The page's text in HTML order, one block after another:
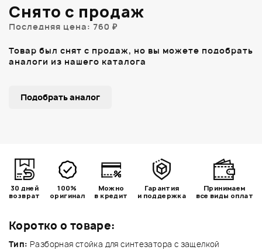
Коротко о товаре:
Тип: Разборная стойка для синтезатора с защелкой
Снято с продаж
Последняя цена: 760 ₽
Товар был снят с продаж, но вы можете подобрать
аналоги из нашего каталога
Подобрать аналог
30 дней
возврат
100%
оригинал
Можно
в кредит
Гарантия
и поддержка
Принимаем
все виды оплат